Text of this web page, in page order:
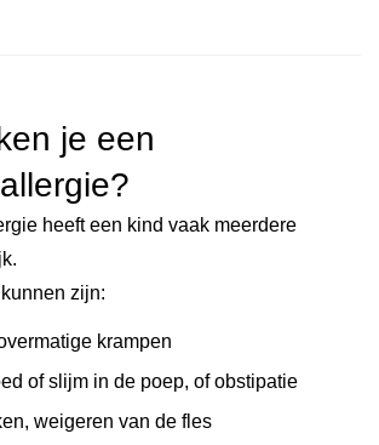
je een
heeft een kind vaak meerdere
zijn:
krampen
of slijm in de poep, of obstipatie
weigeren van de fles